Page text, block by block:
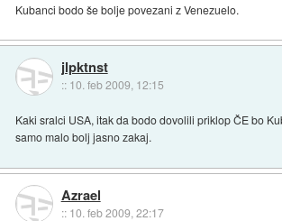
Kubanci bodo še bolje povezani z Venezuelo.
jlpktnst
:: 10. feb 2009, 12:15
Kaki sralci USA, itak da bodo dovolili priklop ČE bo
samo malo bolj jasno zakaj.
Azrael
:: 10. feb 2009, 22:17